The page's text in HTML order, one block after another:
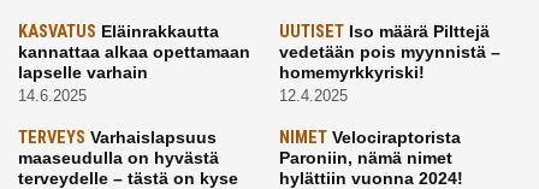
KASVATUS Eläinrakkautta
kannattaa alkaa opettamaan
lapselle varhain
14.6.2025
UUTISETIso määrä Pilttejä
vedetään pois myynnistä –
homemyrkkyriski!
12.4.2025
TERVEYS Varhaislapsuus
maaseudulla on hyvästä
terveydelle – tästä on kyse
NIMETVelociraptorista
Paroniin, nämä nimet
hylättiin vuonna 2024!